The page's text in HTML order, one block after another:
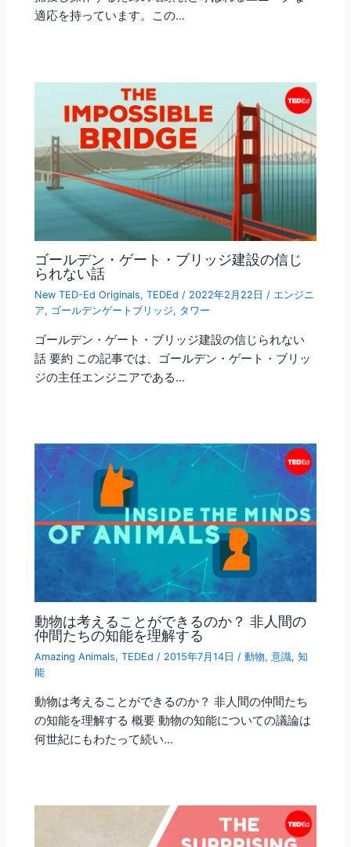
適応を持っています。この…
ゴールデン・ゲート・ブリッジ建設の信じ
られない話
New TED-Ed Originals,TEDEd / 2022年2月22日/ エンジニ
ア, ゴールデンゲートブリッジ, タワー
ゴールデン・ゲート・ブリッジ建設の信じられない
話 要約 この記事では、ゴールデン・ゲート・ブリッ
ジの主任エンジニアである…
動物は考えることができるのか？ 非人間の
仲間たちの知能を理解する
Amazing Animals,TEDEd / 2015年7月14日/動物,意識,知
能
動物は考えることができるのか？ 非人間の仲間たち
の知能を理解する 概要 動物の知能についての議論は
何世紀にもわたって続い…